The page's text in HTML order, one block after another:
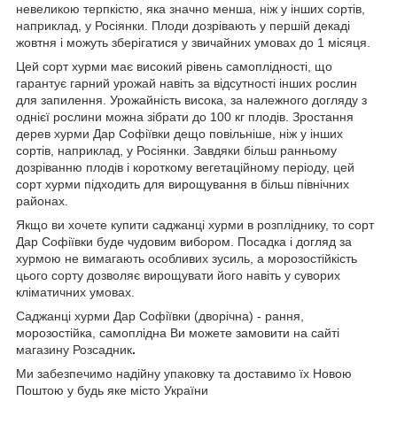
невеликою терпкістю, яка значно менша, ніж у інших сортів,
наприклад, у Росіянки. Плоди дозрівають у першій декаді
жовтня і можуть зберігатися у звичайних умовах до 1 місяця.
Цей сорт хурми має високий рівень самоплідності, що
гарантує гарний урожай навіть за відсутності інших рослин
для запилення. Урожайність висока, за належного догляду з
однієї рослини можна зібрати до 100 кг плодів. Зростання
дерев хурми Дар Софіївки дещо повільніше, ніж у інших
сортів, наприклад, у Росіянки. Завдяки більш ранньому
дозріванню плодів і короткому вегетаційному періоду, цей
сорт хурми підходить для вирощування в більш північних
районах.
Якщо ви хочете купити саджанці хурми в розпліднику, то сорт
Дар Софіївки буде чудовим вибором. Посадка і догляд за
хурмою не вимагають особливих зусиль, а морозостійкість
цього сорту дозволяє вирощувати його навіть у суворих
кліматичних умовах.
Саджанці хурми Дар Софіївки (дворічна) - рання,
морозостійка, самоплідна Ви можете замовити на сайті
магазину Розсадник.
Ми забезпечимо надійну упаковку та доставимо їх Новою
Поштою у будь яке місто України